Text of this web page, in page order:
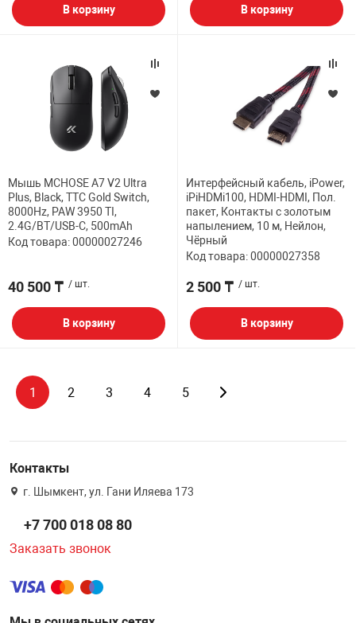
В корзину В корзину
Мышь MCHOSE A7 V2 Ultra
Plus, Black, TTC Gold Switch,
8000Hz, PAW 3950 TI,
2.4G/BT/USB-C, 500mAh
Код товара: 00000027246
40 500 ₸ / шт.
В корзину
Интерфейсный кабель, iPower,
iPiHDMi100, HDMI-HDMI, Пол.
пакет, Контакты с золотым
напылением, 10 м, Нейлон,
Чёрный
Код товара: 00000027358
2 500 ₸ / шт.
В корзину
1 2 3 4 5
Контакты
г. Шымкент, ул. Гани Иляева 173
+7 700 018 08 80
Заказать звонок